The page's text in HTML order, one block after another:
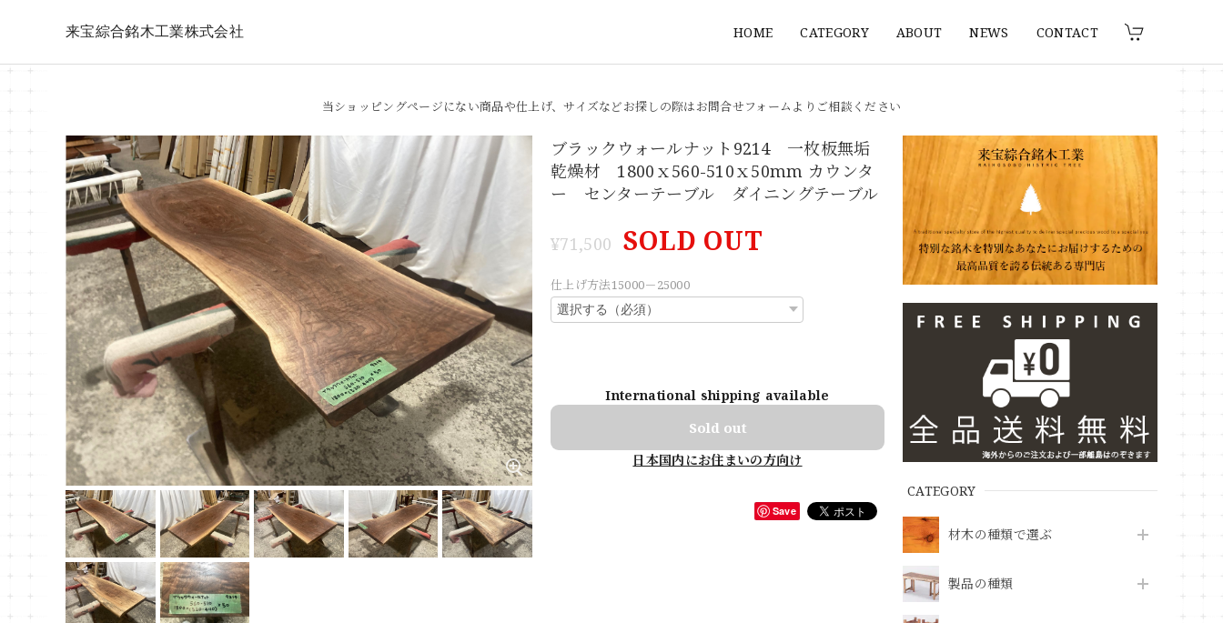
来宝綜合銘木工業株式会社 HOME CATEGORY ABOUT NEWS CONTACT
当ショッピングページにない商品や仕上げ、サイズなどお探しの際はお問合せフォームよりご相談ください
CATEGORY
材木の種類で選ぶ
製品の種類
ブラックウォールナット9214 一枚板無垢
乾燥材 1800ｘ560-510ｘ50mm カウンタ
ー センターテーブル ダイニングテーブル
¥71,500 SOLD OUT
仕上げ方法15000－25000
International shipping available
Sold out
日本国内にお住まいの方向け
Save